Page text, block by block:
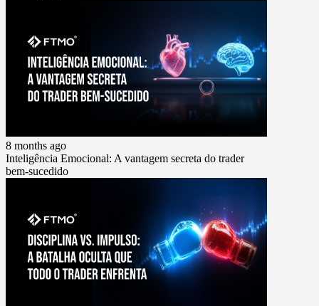
8 months ago
Inteligência Emocional: A vantagem secreta do trader
bem-sucedido